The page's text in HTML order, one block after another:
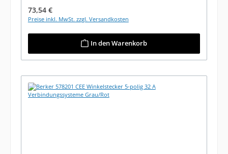
Regulärer Preis:
73,54 €
Preise inkl. MwSt. zzgl. Versandkosten
In den Warenkorb